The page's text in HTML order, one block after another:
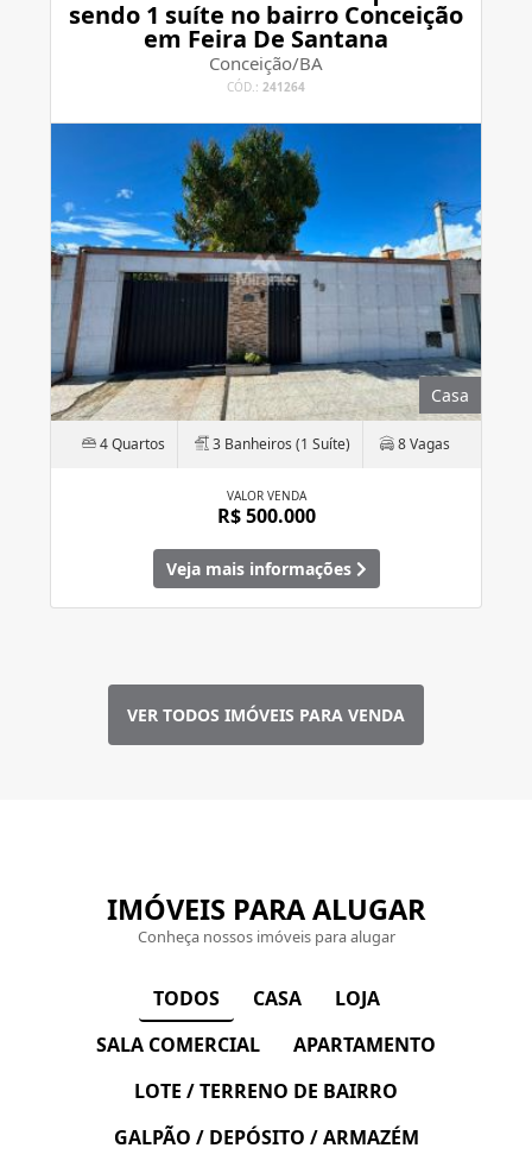
sendo 1 suíte no bairro Conceição
em Feira De Santana
Conceição/BA
CÓD.: 241264
Casa
4 Quartos 3 Banheiros (1 Suíte) 8 Vagas
VALOR VENDA
R$ 500.000
Veja mais informações
VER TODOS IMÓVEIS PARA VENDA
IMÓVEIS PARA ALUGAR
Conheça nossos imóveis para alugar
TODOS CASA
LOJA
SALA COMERCIAL
APARTAMENTO
LOTE / TERRENO DE BAIRRO
GALPÃO / DEPÓSITO / ARMAZÉM